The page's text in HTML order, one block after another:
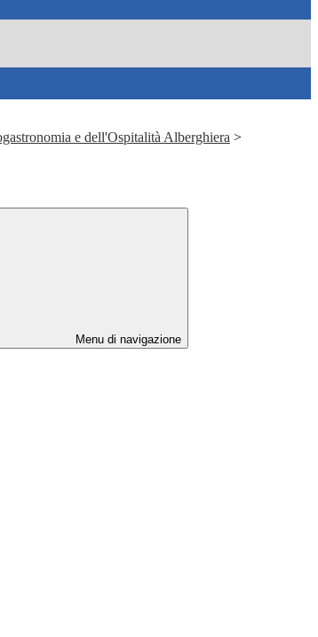
e dell'Ospitalità Alberghiera >
Menu di navigazione